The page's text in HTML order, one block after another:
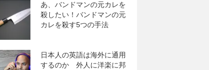
あ、バンドマンの元カレを
殺したい！バンドマンの元
カレを殺す5つの手法
日本人の英語は海外に通用
するのか 外人に洋楽に邦